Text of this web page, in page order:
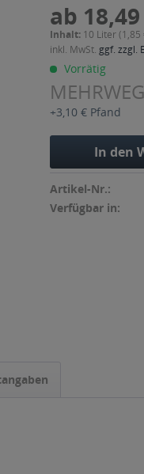
ab
Inhalt: 10 Liter
inkl. MwSt. ggf. zzgl.
Vorrätig
MEHRWEG
+3,10 € Pfand
In den
Artikel-Nr.:
Verfügbar in: